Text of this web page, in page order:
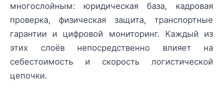
многослойным: юридическая база, кадровая
проверка, физическая защита, транспортные
гарантии и цифровой мониторинг. Каждый из
этих слоёв непосредственно влияет на
себестоимость и скорость логистической
цепочки.